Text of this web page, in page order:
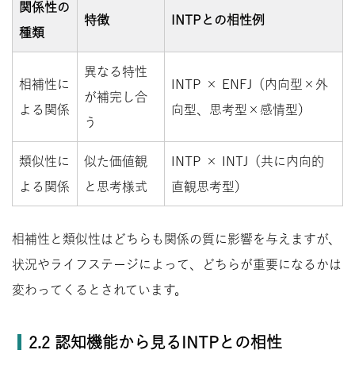
関係性の
種類
特徴 INTPとの相性例
相補性に
よる関係
異なる特性
が補完し合
う
INTP × ENFJ（内向型×外
向型、思考型×感情型）
類似性に
よる関係
似た価値観
と思考様式
INTP × INTJ（共に内向的
直観思考型）
相補性と類似性はどちらも関係の質に影響を与えますが、
状況やライフステージによって、どちらが重要になるかは
変わってくるとされています。
2.2 認知機能から見るINTPとの相性